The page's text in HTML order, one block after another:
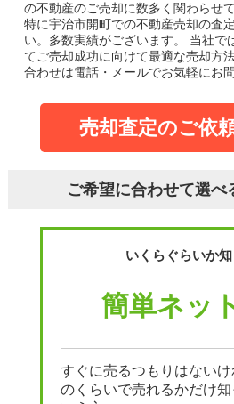
の不動産のご売却に数多く関わらせ
特に宇治市開町での不動産売却の査
い。多数実績がございます。
当社で
てご売却成功に向けて最適な売却方
合わせは電話・メールでお気軽にお
売却査定のご依
ご希望に合わせて選べ
いくらぐらいか
簡単ネッ
すぐに売るつもりはない
のくらいで売れるかだけ